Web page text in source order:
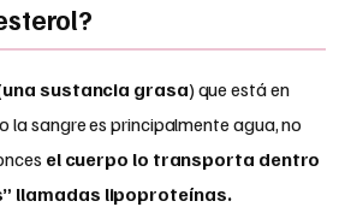
?
sustancia grasa) que está en
la sangre es principalmente agua, no
el cuerpo lo transporta dentro
llamadas lipoproteínas.